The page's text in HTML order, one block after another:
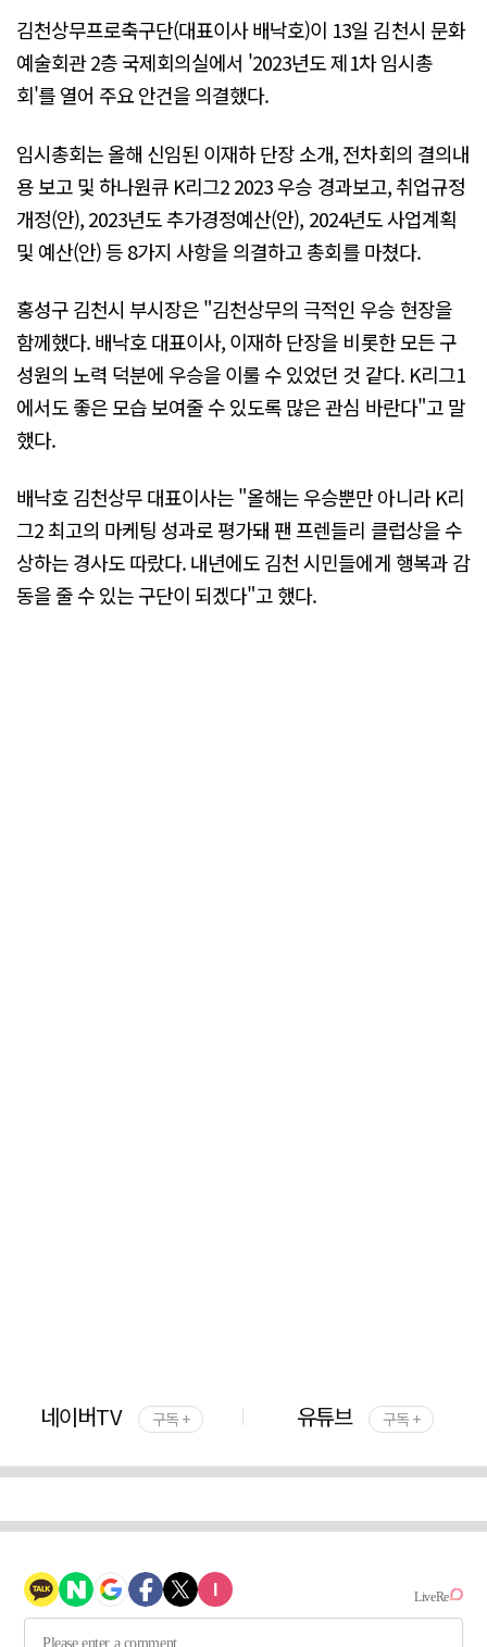
김천상무프로축구단(대표이사 배낙호)이 13일 김천시 문화
예술회관 2층 국제회의실에서 '2023년도 제1차 임시총
회'를 열어 주요 안건을 의결했다.
임시총회는 올해 신임된 이재하 단장 소개, 전차회의 결의내
용 보고 및 하나원큐 K리그2 2023 우승 경과보고, 취업규정
개정(안), 2023년도 추가경정예산(안), 2024년도 사업계획
및 예산(안) 등 8가지 사항을 의결하고 총회를 마쳤다.
홍성구 김천시 부시장은 "김천상무의 극적인 우승 현장을
함께했다. 배낙호 대표이사, 이재하 단장을 비롯한 모든 구
성원의 노력 덕분에 우승을 이룰 수 있었던 것 같다. K리그1
에서도 좋은 모습 보여줄 수 있도록 많은 관심 바란다"고 말
했다.
배낙호 김천상무 대표이사는 "올해는 우승뿐만 아니라 K리
그2 최고의 마케팅 성과로 평가돼 팬 프렌들리 클럽상을 수
상하는 경사도 따랐다. 내년에도 김천 시민들에게 행복과 감
동을 줄 수 있는 구단이 되겠다"고 했다.
네이버TV 구독 + 유튜브 구독 +